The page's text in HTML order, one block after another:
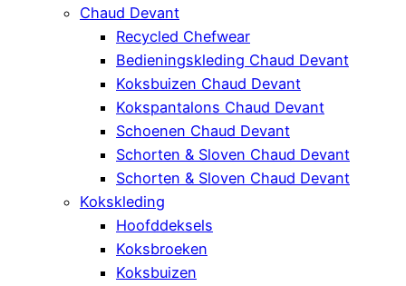
Chaud Devant
Recycled Chefwear
Bedieningskleding Chaud Devant
Koksbuizen Chaud Devant
Kokspantalons Chaud Devant
Schoenen Chaud Devant
Schorten & Sloven Chaud Devant
Schorten & Sloven Chaud Devant
Kokskleding
Hoofddeksels
Koksbroeken
Koksbuizen